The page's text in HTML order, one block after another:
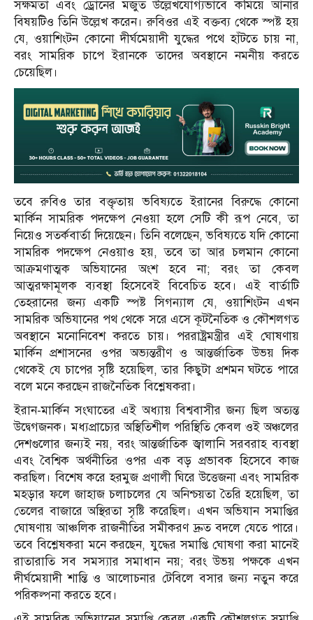
সক্ষমতা এবং ড্রোনের মজুত উল্লেখযোগ্যভাবে কমিয়ে আনার
বিষয়টিও তিনি উল্লেখ করেন। রুবিওর এই বক্তব্য থেকে স্পষ্ট হয়
যে, ওয়াশিংটন কোনো দীর্ঘমেয়াদী যুদ্ধের পথে হাঁটতে চায় না,
বরং সামরিক চাপে ইরানকে তাদের অবস্থানে নমনীয় করতে
চেয়েছিল।
তবে রুবিও তার বক্তৃতায় ভবিষ্যতে ইরানের বিরুদ্ধে কোনো
মার্কিন সামরিক পদক্ষেপ নেওয়া হলে সেটি কী রূপ নেবে, তা
নিয়েও সতর্কবার্তা দিয়েছেন। তিনি বলেছেন, ভবিষ্যতে যদি কোনো
সামরিক পদক্ষেপ নেওয়াও হয়, তবে তা আর চলমান কোনো
আক্রমণাত্মক অভিযানের অংশ হবে না; বরং তা কেবল
আত্মরক্ষামূলক ব্যবস্থা হিসেবেই বিবেচিত হবে। এই বার্তাটি
তেহরানের জন্য একটি স্পষ্ট সিগন্যাল যে, ওয়াশিংটন এখন
সামরিক অভিযানের পথ থেকে সরে এসে কূটনৈতিক ও কৌশলগত
অবস্থানে মনোনিবেশ করতে চায়। পররাষ্ট্রমন্ত্রীর এই ঘোষণায়
মার্কিন প্রশাসনের ওপর অভ্যন্তরীণ ও আন্তর্জাতিক উভয় দিক
থেকেই যে চাপের সৃষ্টি হয়েছিল, তার কিছুটা প্রশমন ঘটতে পারে
বলে মনে করছেন রাজনৈতিক বিশ্লেষকরা।
ইরান-মার্কিন সংঘাতের এই অধ্যায় বিশ্ববাসীর জন্য ছিল অত্যন্ত
উদ্বেগজনক। মধ্যপ্রাচ্যের অস্থিতিশীল পরিস্থিতি কেবল ওই অঞ্চলের
দেশগুলোর জন্যই নয়, বরং আন্তর্জাতিক জ্বালানি সরবরাহ ব্যবস্থা
এবং বৈশ্বিক অর্থনীতির ওপর এক বড় প্রভাবক হিসেবে কাজ
করছিল। বিশেষ করে হরমুজ প্রণালী ঘিরে উত্তেজনা এবং সামরিক
মহড়ার ফলে জাহাজ চলাচলের যে অনিশ্চয়তা তৈরি হয়েছিল, তা
তেলের বাজারে অস্থিরতা সৃষ্টি করেছিল। এখন অভিযান সমাপ্তির
ঘোষণায় আঞ্চলিক রাজনীতির সমীকরণ দ্রুত বদলে যেতে পারে।
তবে বিশ্লেষকরা মনে করছেন, যুদ্ধের সমাপ্তি ঘোষণা করা মানেই
রাতারাতি সব সমস্যার সমাধান নয়; বরং উভয় পক্ষকে এখন
দীর্ঘমেয়াদী শান্তি ও আলোচনার টেবিলে বসার জন্য নতুন করে
পরিকল্পনা করতে হবে।